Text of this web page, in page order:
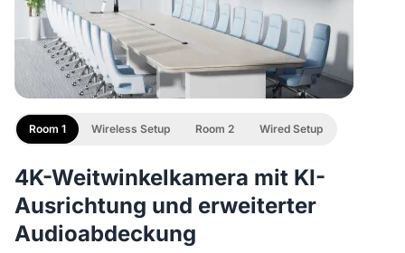
4K-Weitwinkelkamera mit KI-
Ausrichtung und erweiterter
Audioabdeckung
Room 1 Wireless Setup Room 2 Wired Setup